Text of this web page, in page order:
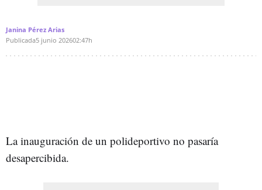
Janina Pérez Arias
Publicada5 junio 202602:47h
La inauguración de un polideportivo no pasaría
desapercibida.